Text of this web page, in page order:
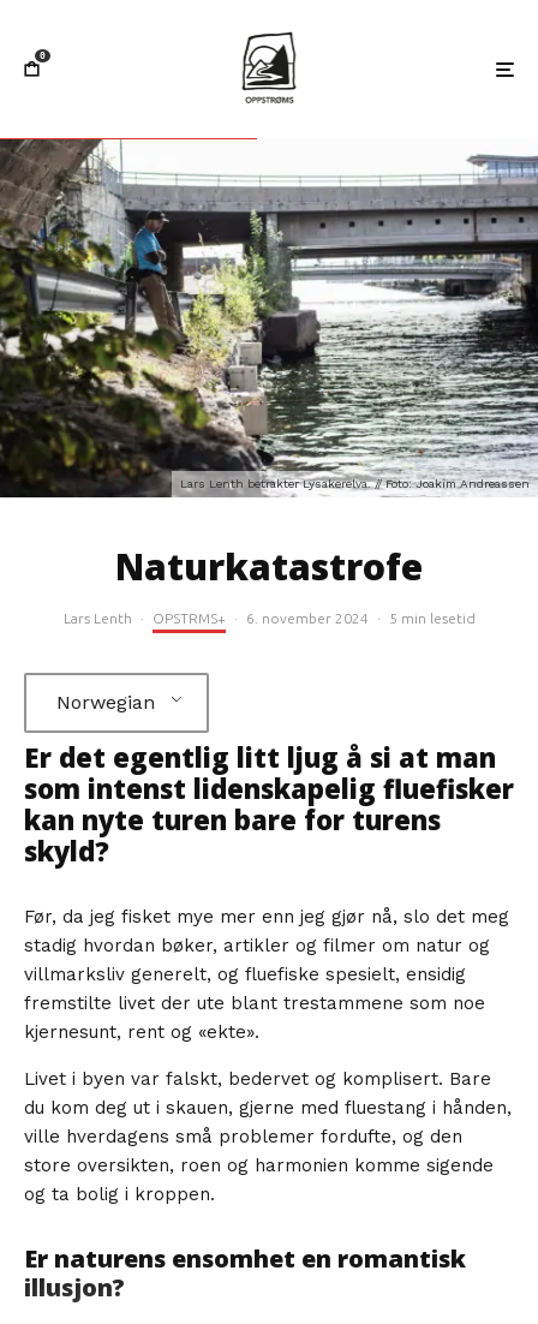
0
Lars Lenth betrakter Lysakerelva. // Foto: Joakim Andreassen
Naturkatastrofe
Lars Lenth · OPSTRMS+ · 6. november 2024 · 5 min lesetid
Norwegian
Er det egentlig litt ljug å si at man
som intenst lidenskapelig fluefisker
kan nyte turen bare for turens
skyld?
Før, da jeg fisket mye mer enn jeg gjør nå, slo det meg
stadig hvordan bøker, artikler og filmer om natur og
villmarksliv generelt, og fluefiske spesielt, ensidig
fremstilte livet der ute blant trestammene som noe
kjernesunt, rent og «ekte».
Livet i byen var falskt, bedervet og komplisert. Bare
du kom deg ut i skauen, gjerne med fluestang i hånden,
ville hverdagens små problemer fordufte, og den
store oversikten, roen og harmonien komme sigende
og ta bolig i kroppen.
Er naturens ensomhet en romantisk
illusjon?